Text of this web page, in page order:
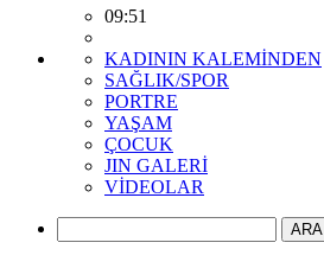
09:51
KADININ KALEMİNDEN
SAĞLIK/SPOR
PORTRE
YAŞAM
ÇOCUK
JIN GALERİ
VİDEOLAR
ARA